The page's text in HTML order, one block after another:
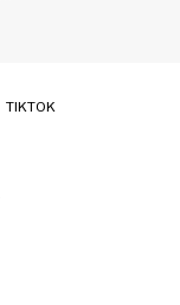
TIKTOK